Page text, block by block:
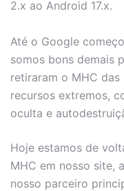
2.x ao Android 17.x.
Até o Google
somos bons demais
retiraram o MHC
recursos extremos,
oculta e
Hoje estamos de
MHC em nosso site,
nosso parceiro